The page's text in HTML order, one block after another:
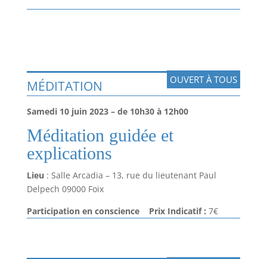
OUVERT À TOUS
MÉDITATION
Samedi 10 juin 2023 – de 10h30 à 12h00
Méditation guidée et
explications
Lieu : Salle Arcadia – 13, rue du lieutenant Paul
Delpech 09000 Foix
Participation en conscience Prix Indicatif : 7€